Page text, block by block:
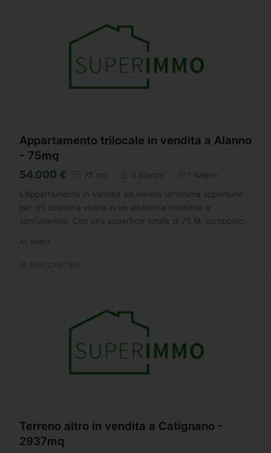
Appartamento trilocale in vendita a Alanno
- 75mq
54.000 € 75 mq 3 stanze 1 bagno
L'Appartamento in Vendita ad Alanno un'ottima opportunit
per chi desidera vivere in un ambiente moderno e
confortevole. Con una superficie totale di 75 M, composto
Terreno altro in vendita a Catignano -
2937mq